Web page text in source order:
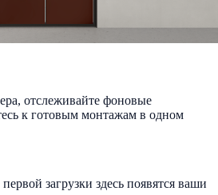
отслеживайте фоновые
к готовым монтажам в одном
загрузки здесь появятся ваши